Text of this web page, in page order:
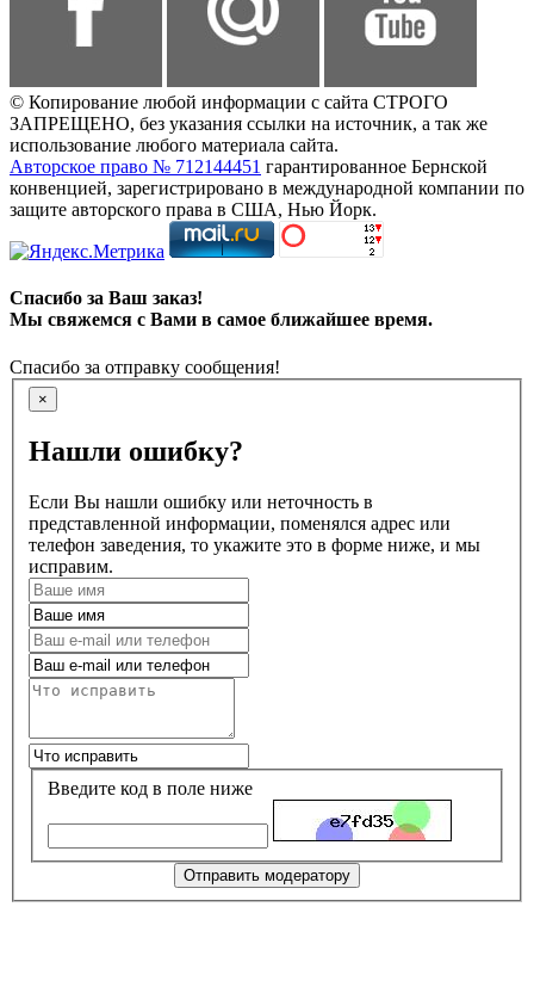
© Копирование любой информации с сайта СТРОГО
ЗАПРЕЩЕНО, без указания ссылки на источник, а так же
использование любого материала сайта.
Авторское право № 712144451 гарантированное Бернской
конвенцией, зарегистрировано в международной компании по
защите авторского права в США, Нью Йорк.
Спасибо за Ваш заказ!
Мы свяжемся с Вами в самое ближайшее время.
Спасибо за отправку сообщения!
×
Нашли ошибку?
Если Вы нашли ошибку или неточность в
представленной информации, поменялся адрес или
телефон заведения, то укажите это в форме ниже, и мы
исправим.
Введите код в поле ниже
Отправить модератору